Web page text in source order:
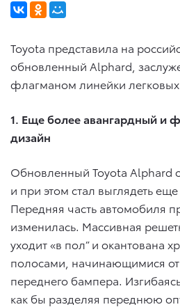
Toyota представила на
обновленный Alphard,
флагманом линейки
1. Еще более авангардный и
дизайн
Обновленный Toyota Alphard
и при этом стал выглядеть
Передняя часть автомобиля
изменилась. Массивная
уходит «в пол” и окантована
полосами, начинающимися от
переднего бампера.
как бы разделяя переднюю